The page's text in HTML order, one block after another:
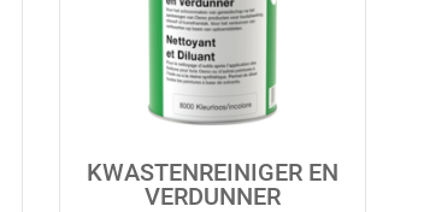
KWASTENREINIGER EN
VERDUNNER